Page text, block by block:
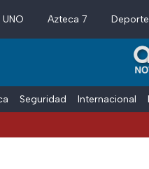
Azteca 7
Seguridad Internacional